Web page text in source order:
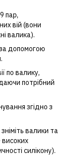
пар,
вій (вони
валика).
за допомогою
по валику,
потрібний
згідно з
валики та
високих
силікону).